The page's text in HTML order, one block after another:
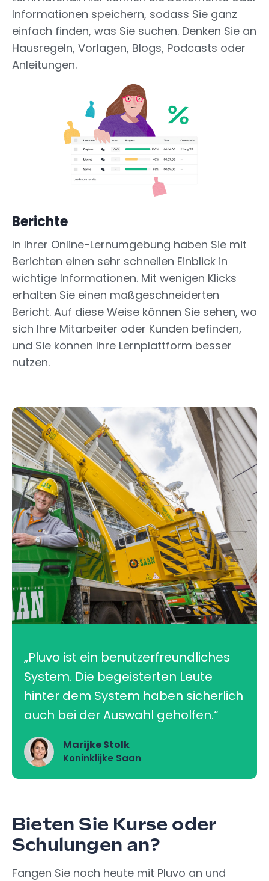
Informationen speichern, sodass Sie ganz
einfach finden, was Sie suchen. Denken Sie an
Hausregeln, Vorlagen, Blogs, Podcasts oder
Anleitungen.
Berichte
In Ihrer Online-Lernumgebung haben Sie mit
Berichten einen sehr schnellen Einblick in
wichtige Informationen. Mit wenigen Klicks
erhalten Sie einen maßgeschneiderten
Bericht. Auf diese Weise können Sie sehen, wo
sich Ihre Mitarbeiter oder Kunden befinden,
und Sie können Ihre Lernplattform besser
nutzen.
„Pluvo ist ein benutzerfreundliches
System. Die begeisterten Leute
hinter dem System haben sicherlich
auch bei der Auswahl geholfen.“
Marijke Stolk
Koninklijke Saan
Bieten Sie Kurse oder
Schulungen an?
Fangen Sie noch heute mit Pluvo an und